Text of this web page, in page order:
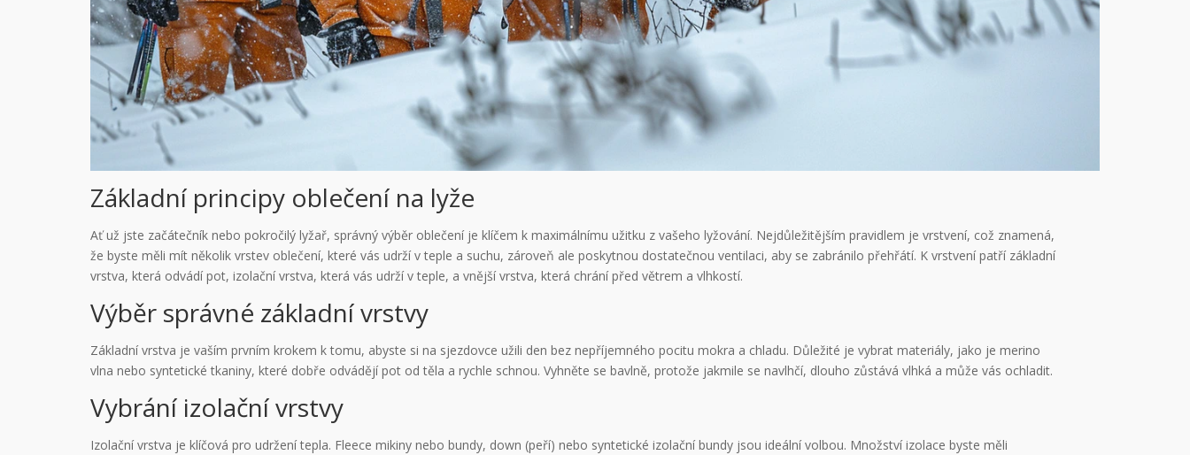
Základní principy oblečení na lyže
Ať už jste začátečník nebo pokročilý lyžař, správný výběr oblečení je klíčem k maximálnímu užitku z vašeho lyžování. Nejdůležitějším pravidlem je vrstvení, což znamená,
že byste měli mít několik vrstev oblečení, které vás udrží v teple a suchu, zároveň ale poskytnou dostatečnou ventilaci, aby se zabránilo přehřátí. K vrstvení patří základní
vrstva, která odvádí pot, izolační vrstva, která vás udrží v teple, a vnější vrstva, která chrání před větrem a vlhkostí.
Výběr správné základní vrstvy
Základní vrstva je vaším prvním krokem k tomu, abyste si na sjezdovce užili den bez nepříjemného pocitu mokra a chladu. Důležité je vybrat materiály, jako je merino
vlna nebo syntetické tkaniny, které dobře odvádějí pot od těla a rychle schnou. Vyhněte se bavlně, protože jakmile se navlhčí, dlouho zůstává vlhká a může vás ochladit.
Vybrání izolační vrstvy
Izolační vrstva je klíčová pro udržení tepla. Fleece mikiny nebo bundy, down (peří) nebo syntetické izolační bundy jsou ideální volbou. Množství izolace byste měli